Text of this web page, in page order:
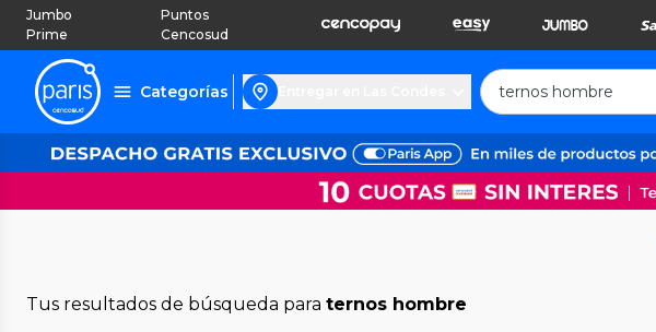
Jumbo
Prime
Puntos
Cencosud
Categorías
Tus resultados de búsqueda para ternos hombre